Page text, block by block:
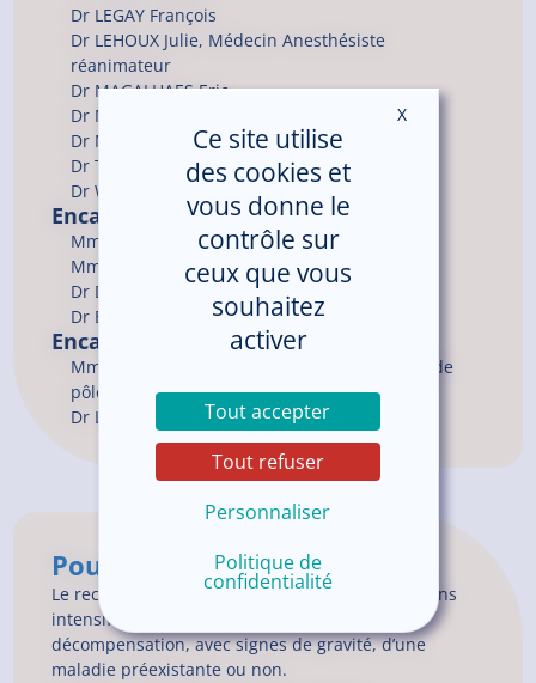
Dr LEGAY François
Dr LEHOUX Julie, Médecin Anesthésiste
réanimateur
Dr MAGALHAES Eric
Dr MARI
Dr MASSART
Nicolas
DrTINELLI
Arthur
DrWALLOIS
Encadrement du service
Mme BOURGES Lydie, Cadre de santé
Mme CADIC Elodie, F.F. Cadre de santé
Dr DEBARRE Matthieu, Chef de service
Dr BARBAROT Nicolas, Chef de service
Encadrement du pôle
Mme MORIN Florence, Cadre coordonnateur de
pôle
Dr LETELLIER Benoit, Chef de pôle
Pour en savoir plus
Le recours à une unité de réanimation ou de soins
intensifs peut être justifié pour toute
décompensation, avec signes de gravité, d’une
maladie préexistante ou non.
Ce site utilise
des cookies et
vous donne le
contrôle sur
ceux que vous
souhaitez
activer
Tout accepter
Tout refuser
Personnaliser
Politique de
confidentialité
XMasquer le